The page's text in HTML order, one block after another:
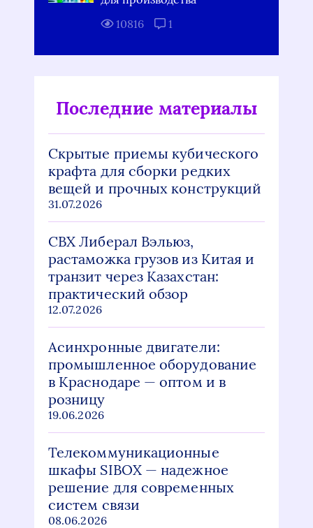
10816
1
Последние материалы
Скрытые приемы кубического
крафта для сборки редких
вещей и прочных конструкций
31.07.2026
СВХ Либерал Вэльюз,
растаможка грузов из Китая и
транзит через Казахстан:
практический обзор
12.07.2026
Асинхронные двигатели:
промышленное оборудование
в Краснодаре — оптом и в
розницу
19.06.2026
Телекоммуникационные
шкафы SIBOX — надежное
решение для современных
систем связи
08.06.2026